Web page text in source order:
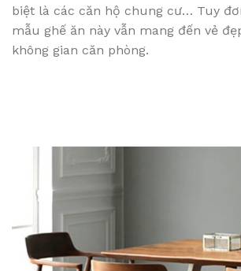
biệt là các căn hộ chung cư… Tuy
mẫu ghế ăn này vẫn mang đến vẻ
không gian căn phòng.